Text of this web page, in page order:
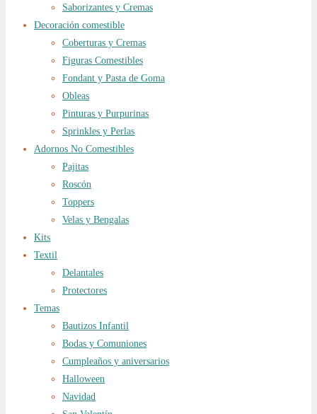
Saborizantes y Cremas
Decoración comestible
Coberturas y Cremas
Figuras Comestibles
Fondant y Pasta de Goma
Obleas
Pinturas y Purpurinas
Sprinkles y Perlas
Adornos No Comestibles
Pajitas
Roscón
Toppers
Velas y Bengalas
Kits
Textil
Delantales
Protectores
Temas
Bautizos Infantil
Bodas y Comuniones
Cumpleaños y aniversarios
Halloween
Navidad